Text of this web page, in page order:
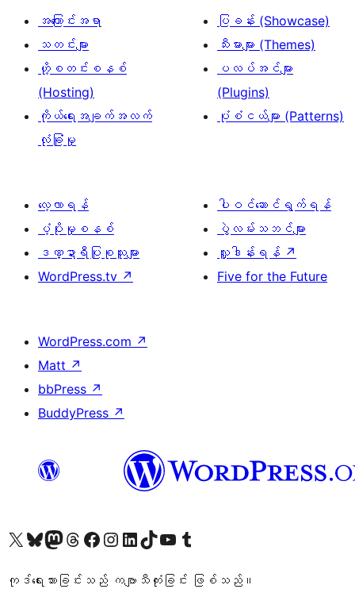
ခွဲ
ခြင်း
အကြောင်းအရာ
သတင်းများ
ဟို့စတင်းစနစ်
(Hosting)
ကိုယ်ရေးအချက်အလက်
လုံခြုံမှု
ပြခန်း (Showcase)
သီးမားများ (Themes)
ပလပ်အင်များ
(Plugins)
ပုံစံငယ်များ (Patterns)
လေ့လာရန်
ပံ့ပိုးမှုစနစ်
ဒဏ္ဍာရီပြုစုသူများ
WordPress.tv ↗
ပါဝင်ဆောင်ရွက်ရန်
ပွဲလမ်းသဘင်များ
လှူဒါန်းရန် ↗
Five for the Future
WordPress.com ↗
Matt ↗
bbPress ↗
BuddyPress ↗
ကျွန်ုပ်တို့၏ X (ယခင် Twitter) အကောင့်သို့ သွားရောက်ကြည့်ရှုပါကျွန်ုပ်တို့၏ Bluesky အကောင့်သို့ ဝင်ရောက်ကြည့်ရှုရန်
ကျွန်ုပ်တို့၏ Mastodon အကောင့်သို့ သွားရောက်ကြည့်ရှုပါကျွန်ုပ်တို့၏ Threads အကောင့်သို့ ဝင်ရောက်ကြည့်ရှုရန်
ကျွန်ုပ်တို့၏ Facebook စာမျက်နှာသို့ သွားရောက်ကြည့်ရှုပါကျွန်ုပ်တို့၏ Instagram အကောင့်သို့ သွားရောက်ကြည့်ရှုပါ ကျွန်ုပ်တို့၏ LinkedIn အကောင့်သို့ သွားရောက်ကြည့်ရှုပါကျွန်ုပ်တို့၏ TikTok အကောင့်သို့ ဝင်ရောက်ကြည့်ရှုရန်
ကျွန်ုပ်တို့၏ YouTube ချန်နယ်သို့ သွားရောက်ကြည့်ရှုပါ ကျွန်ုပ်တို့၏ Tumblr အကောင့်သို့ ဝင်ရောက်ကြည့်ရှုရန်
ကုဒ်ရေးသားခြင်းသည် ကဗျာသီကုံးခြင်း ဖြစ်သည်။